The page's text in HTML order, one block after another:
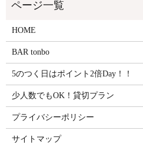
HOME
BAR tonbo
5のつく日はポイント2倍Day！！
少人数でもOK！貸切プラン
プライバシーポリシー
サイトマップ